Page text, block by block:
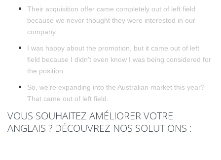
Their acquisition offer came completely out of left field
because we never thought they were interested in our
company.
I was happy about the promotion, but it came out of left
field because I didn't even know I was being considered for
the position.
So, we're expanding into the Australian market this year?
That came out of left field.
VOUS SOUHAITEZ AMÉLIORER VOTRE
ANGLAIS ? DÉCOUVREZ NOS SOLUTIONS :